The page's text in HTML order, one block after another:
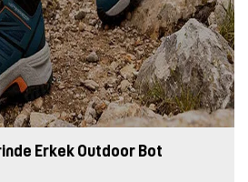
Erkek Outdoor Bot